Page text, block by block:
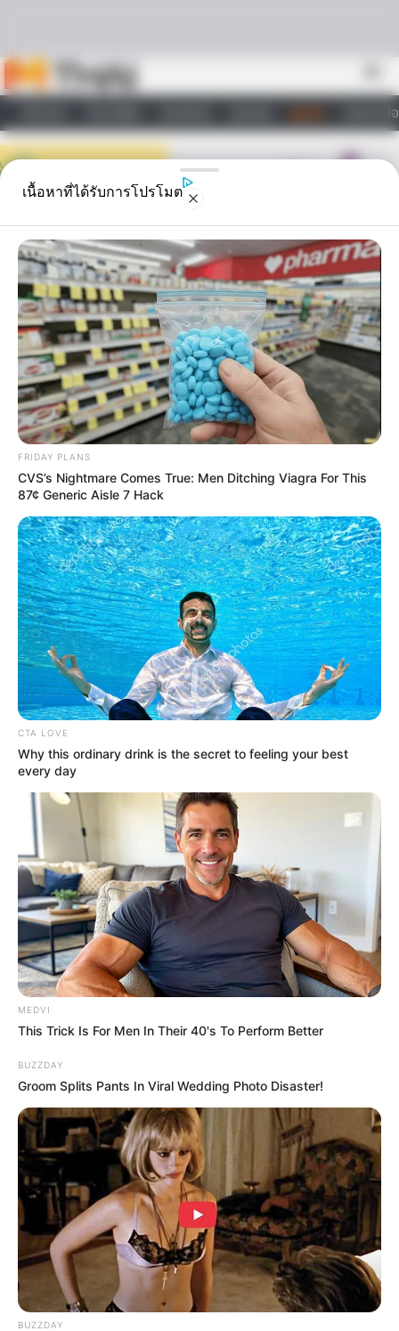
วอลเปเ
ไลฟ์สไตล์
ดูดวงรายวัน
ดวงรายวัน 8 สิงหาคม
2565
ดูดวงรายวัน ประจำวันจันทร์ 8 สิงหาคม 2565 คนวันอาทิตย์ ไพ่
ประจำวันของท่าน คือ ไพ่รายได้ วันนี้เกณฑ์ชะตาโดดเด่นด้านการเงิน
บางท่านได้เงินจากรายได้พิเศษเข้ามา ใครค้าขาย เป็นเซลล์จะไปได้ดี
ปิดการขายได้ง่าย งานประจำทั่วไปได้รับความร่วมมืออย่างดี…
Home /ดูดวงรายวัน
ดูดวงรายวัน|
8 ส.ค. 2022
แบ่งปัน
ดูดวงรายวัน
ประจำวันจันทร์ 8 สิงหาคม 2565
คนวันอาทิตย์
ไพ่ประจำวันของท่าน คือ ไพ่รายได้
วันนี้เกณฑ์ชะตาโดดเด่นด้านการเงิน บางท่านได้เงิน
จากรายได้พิเศษเข้ามา ใครค้าขาย เป็นเซลล์จะไปได้
ดี ปิดการขายได้ง่าย งานประจำทั่วไปได้รับความร่วม
มืออย่างดี ด้านสุขภาพระวังโรคระบาดที่จะติดมา
จากตลาดสด ควรงดเดินตลาดสด
คนวันจันทร์
เนื้อหาที่ได้รับการโปรโมต
FRIDAY PLANS
CVS’s Nightmare Comes True: Men Ditching Viagra For This
87¢ Generic Aisle 7 Hack
CTA LOVE
Why this ordinary drink is the secret to feeling your best
every day
MEDVI
This Trick Is For Men In Their 40's To Perform Better
BUZZDAY
Groom Splits Pants In Viral Wedding Photo Disaster!
BUZZDAY